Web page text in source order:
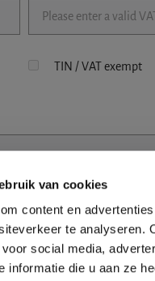
van cookies
content en
te analyseren.
social media,
informatie die u aan ze
TIN / VAT exempt